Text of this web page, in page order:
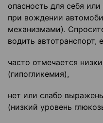
опасность для себя
при вождении
механизмами).
водить автотранспорт,
часто отмечается
(гипогликемия),
нет или слабо
(низкий уровень